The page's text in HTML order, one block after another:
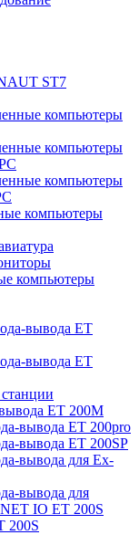
ST7
компьютеры
компьютеры
компьютеры
компьютеры
компьютеры
вывода ET
вывода ET
ET 200M
вывода ET 200pro
вывода ET 200SP
вывода для Ex-
вывода для
IO ET 200S
200S